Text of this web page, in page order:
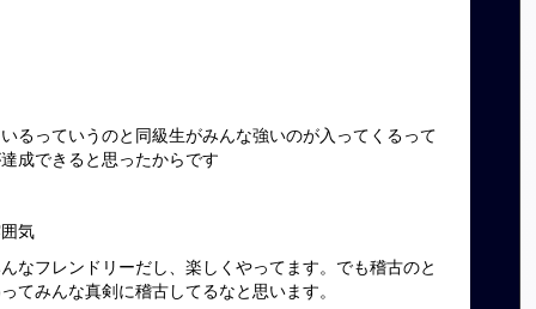
るっていうのと同級生がみんな強いのが入ってくるって
成できると思ったからです
気
なフレンドリーだし、楽しくやってます。でも稽古のと
てみんな真剣に稽古してるなと思います。